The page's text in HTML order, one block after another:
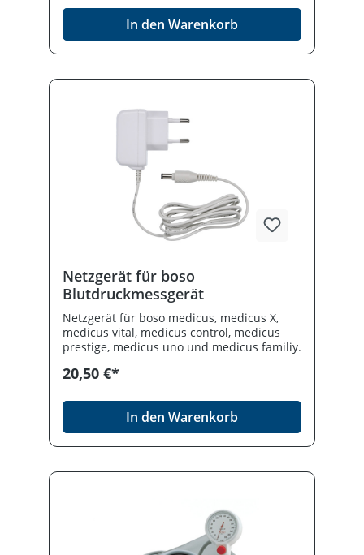
Speicher für 90 Messwerte für
Langzeitprofil. Manschette für
Handgelenkumfang 13,5 - 21,5 cm. Inkl.
Etui, Batterien und Blutdruckpass.
In den Warenkorb
Netzgerät für boso
Blutdruckmessgerät
Netzgerät für boso medicus, medicus X,
medicus vital, medicus control, medicus
prestige, medicus uno und medicus familiy.
20,50 €*
In den Warenkorb